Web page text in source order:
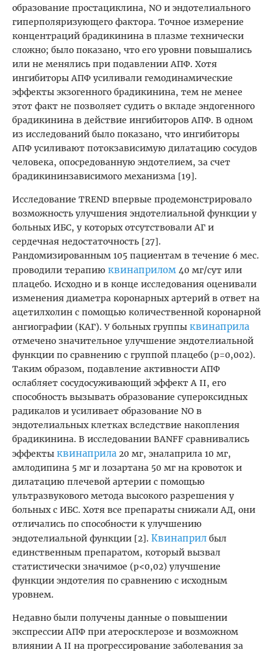
образование простациклина, NO и эндотелиального
гиперполяризующего фактора. Точное измерение
концентраций брадикинина в плазме технически
сложно; было показано, что его уровни повышались
или не менялись при подавлении АПФ. Хотя
ингибиторы АПФ усиливали гемодинамические
эффекты экзогенного брадикинина, тем не менее
этот факт не позволяет судить о вкладе эндогенного
брадикинина в действие ингибиторов АПФ. В одном
из исследований было показано, что ингибиторы
АПФ усиливают потокзависимую дилатацию сосудов
человека, опосредованную эндотелием, за счет
брадикининзависимого механизма [19].
Исследование TREND впервые продемонстрировало
возможность улучшения эндотелиальной функции у
больных ИБС, у которых отсутствовали АГ и
сердечная недостаточность [27].
Рандомизированным 105 пациентам в течение 6 мес.
проводили терапию квинаприлом 40 мг/сут или
плацебо. Исходно и в конце исследования оценивали
изменения диаметра коронарных артерий в ответ на
ацетилхолин с помощью количественной коронарной
ангиографии (КАГ). У больных группы квинаприла
отмечено значительное улучшение эндотелиальной
функции по сравнению с группой плацебо (p=0,002).
Таким образом, подавление активности АПФ
ослабляет сосудосуживающий эффект А II, его
способность вызывать образование супероксидных
радикалов и усиливает образование NO в
эндотелиальных клетках вследствие накопления
брадикинина. В исследовании BANFF сравнивались
эффекты квинаприла 20 мг, эналаприла 10 мг,
амлодипина 5 мг и лозартана 50 мг на кровоток и
дилатацию плечевой артерии с помощью
ультразвукового метода высокого разрешения у
больных с ИБС. Хотя все препараты снижали АД, они
отличались по способности к улучшению
эндотелиальной функции [2]. Квинаприл был
единственным препаратом, который вызвал
статистически значимое (p<0,02) улучшение
функции эндотелия по сравнению с исходным
уровнем.
Недавно были получены данные о повышении
экспрессии АПФ при атеросклерозе и возможном
влиянии А II на прогрессирование заболевания за